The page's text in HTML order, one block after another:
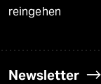
reingehen
Newsletter